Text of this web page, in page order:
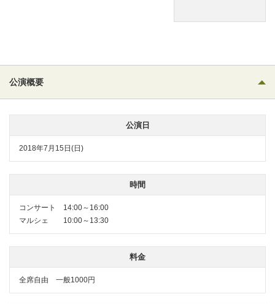
公演概要
公演日
2018年7月15日(日)
時間
コンサート 14:00～16:00
マルシェ 10:00～13:30
料金
全席自由 一般1000円